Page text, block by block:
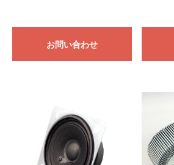
お問い合わせ